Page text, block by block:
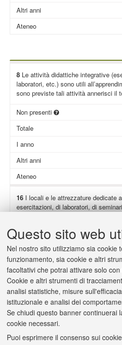
Questo sito web
Nel nostro sito utilizziamo sia cookie
funzionamento, sia cookie e altri
facoltativi che potrai attivare solo
Cookie e altri strumenti di
analisi statistiche, misure
istituzionale e analisi dei
Se chiudi questo banner continuerai
cookie necessari.
Puoi esprimere il consenso sui
Altri anni
Ateneo
8Le attività didattiche integrative
laboratori, etc.) sono utili
sono previste tali attività annerisci il
Non presenti
Totale
I anno
Altri anni
Ateneo
16I locali e le attrezzature dedicate
esercitazioni, di laboratori, di
Totale
I anno
Altri anni
Ateneo
2/a(Solo se hai risposto "